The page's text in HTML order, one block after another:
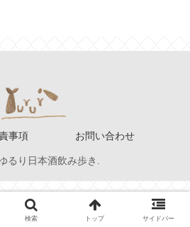
事項 お問い合わせ
るり日本酒飲み歩き.
検索 トップ サイドバー